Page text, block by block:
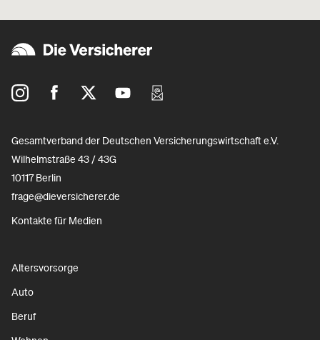
Gesamtverband der Deutschen Versicherungswirtschaft e.V.
Wilhelmstraße 43 / 43G
10117 Berlin
frage@dieversicherer.de
Kontakte für Medien
Altersvorsorge
Auto
Beruf